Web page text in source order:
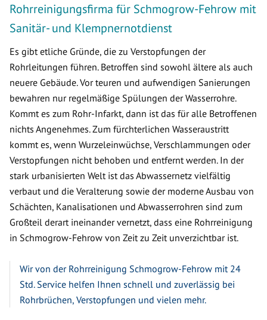
Rohrreinigungsfirma für Schmogrow-Fehrow mit
Sanitär- und Klempnernotdienst
Es gibt etliche Gründe, die zu Verstopfungen der
Rohrleitungen führen. Betroffen sind sowohl ältere als auch
neuere Gebäude. Vor teuren und aufwendigen Sanierungen
bewahren nur regelmäßige Spülungen der Wasserrohre.
Kommt es zum Rohr-Infarkt, dann ist das für alle Betroffenen
nichts Angenehmes. Zum fürchterlichen Wasseraustritt
kommt es, wenn Wurzeleinwüchse, Verschlammungen oder
Verstopfungen nicht behoben und entfernt werden. In der
stark urbanisierten Welt ist das Abwassernetz vielfältig
verbaut und die Veralterung sowie der moderne Ausbau von
Schächten, Kanalisationen und Abwasserrohren sind zum
Großteil derart ineinander vernetzt, dass eine Rohrreinigung
in Schmogrow-Fehrow von Zeit zu Zeit unverzichtbar ist.
Wir von der Rohrreinigung Schmogrow-Fehrow mit 24
Std. Service helfen Ihnen schnell und zuverlässig bei
Rohrbrüchen, Verstopfungen und vielen mehr.